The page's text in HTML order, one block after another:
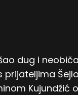
dug i
Kujundžić